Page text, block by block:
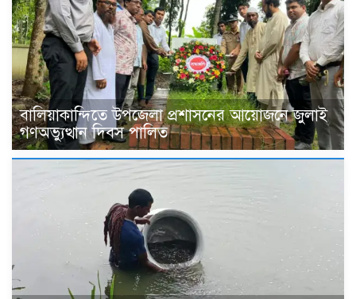
বালিয়াকান্দিতে উপজেলা প্রশাসনের আয়োজনে জুলাই
গণঅভ্যুত্থান দিবস পালিত